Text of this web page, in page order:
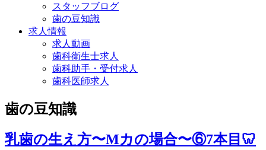
スタッフブログ
歯の豆知識
求人情報
求人動画
歯科衛生士求人
歯科助手・受付求人
歯科医師求人
歯の豆知識
乳歯の生え方〜Mカの場合〜⑥7本目🦷